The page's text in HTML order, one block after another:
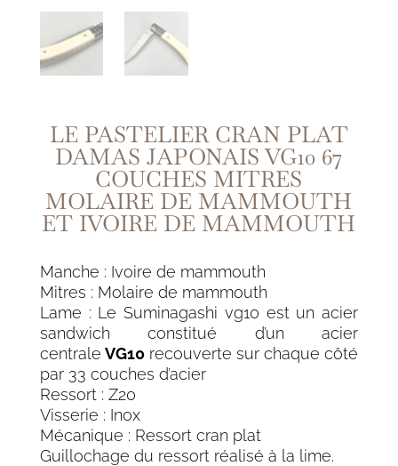
LE PASTELIER CRAN PLAT
DAMAS JAPONAIS VG10 67
COUCHES MITRES
MOLAIRE DE MAMMOUTH
ET IVOIRE DE MAMMOUTH
Manche : Ivoire de mammouth
Mitres : Molaire de mammouth
Lame : Le Suminagashi vg10 est un acier
sandwich constitué d’un acier
centrale VG10recouverte sur chaque côté
par 33 couches d’acier
Ressort : Z20
Visserie : Inox
Mécanique : Ressort cran plat
Guillochage du ressort réalisé à la lime.